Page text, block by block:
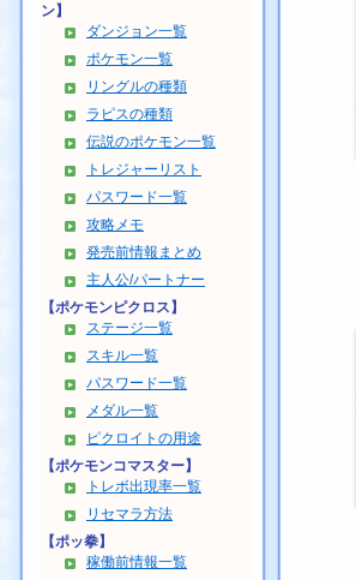
ン】
ダンジョン一覧
ポケモン一覧
リングルの種類
ラピスの種類
伝説のポケモン一覧
トレジャーリスト
パスワード一覧
攻略メモ
発売前情報まとめ
主人公/パートナー
【ポケモンピクロス】
ステージ一覧
スキル一覧
パスワード一覧
メダル一覧
ピクロイトの用途
【ポケモンコマスター】
トレボ出現率一覧
リセマラ方法
【ポッ拳】
稼働前情報一覧